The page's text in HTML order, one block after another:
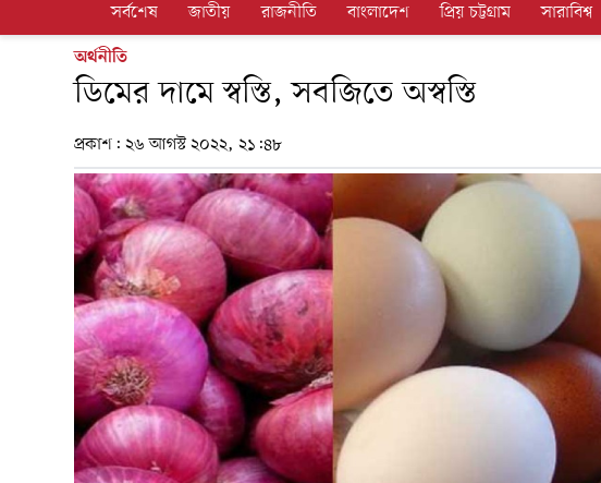
সর্বশেষ জাতীয় রাজনীতি বাংলাদেশ প্রিয় চট্টগ্রাম সারাবিশ্ব
অর্থনীতি
ডিমের দামে স্বস্তি, সবজিতে অস্বস্তি
প্রকাশ: ২৬ আগস্ট ২০২২, ২১:৪৮